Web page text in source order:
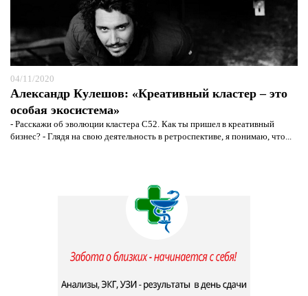
04/11/2020
Александр Кулешов: «Креативный кластер – это
особая экосистема»
- Расскажи об эволюции кластера C52. Как ты пришел в креативный
бизнес? - Глядя на свою деятельность в ретроспективе, я понимаю, что...